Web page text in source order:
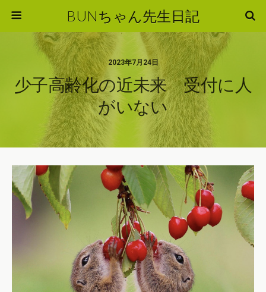
BUNちゃん先生日記
2023年7月24日
少子高齢化の近未来 受付に人
がいない